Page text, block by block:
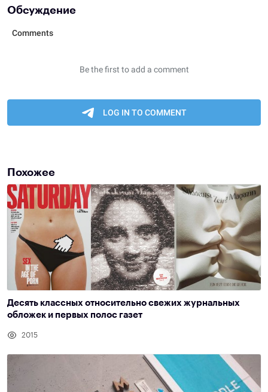
Обсуждение
Похожее
Десять классных относительно свежих журнальных
обложек и первых полос газет
2015